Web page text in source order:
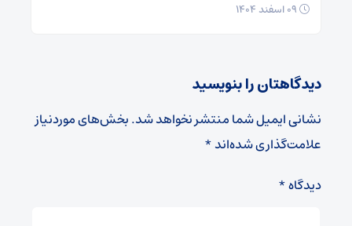
دیدگاهتان را بنویسید
نشانی ایمیل شما منتشر نخواهد شد.بخش‌های موردنیاز
علامت‌گذاری شده‌اند*
دیدگاه*